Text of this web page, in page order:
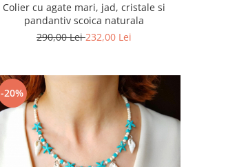
Colier cu agate mari, jad, cristale si
pandantiv scoica naturala
290,00 Lei232,00 Lei
-20%